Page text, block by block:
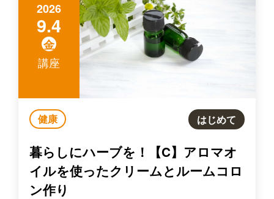
2026
9.4
金
講座
健康 はじめて
暮らしにハーブを！【C】アロマオ
イルを使ったクリームとルームコロ
ン作り